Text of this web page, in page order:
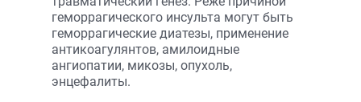
геморрагического инсульта могут быть
геморрагические диатезы, применение
антикоагулянтов, амилоидные
ангиопатии, микозы, опухоль,
энцефалиты.